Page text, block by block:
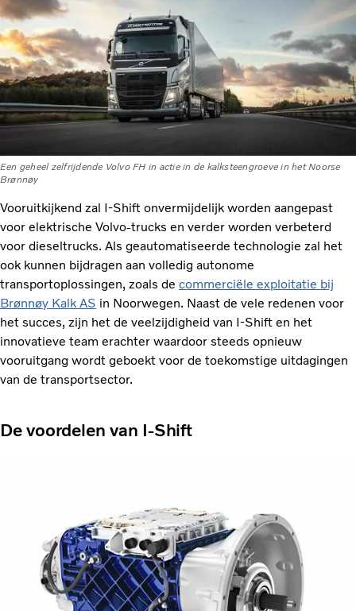
Een geheel zelfrijdende Volvo FH in actie in de kalksteengroeve in het Noorse
Brønnøy
Vooruitkijkend zal I-Shift onvermijdelijk worden aangepast
voor elektrische Volvo-trucks en verder worden verbeterd
voor dieseltrucks. Als geautomatiseerde technologie zal het
ook kunnen bijdragen aan volledig autonome
transportoplossingen, zoals de commerciële exploitatie bij
Brønnøy Kalk AS in Noorwegen. Naast de vele redenen voor
het succes, zijn het de veelzijdigheid van I-Shift en het
innovatieve team erachter waardoor steeds opnieuw
vooruitgang wordt geboekt voor de toekomstige uitdagingen
van de transportsector.
De voordelen van I-Shift